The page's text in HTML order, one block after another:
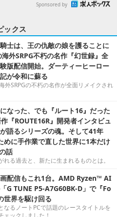
Sponsored by
ックス
士は、王の仇敵の娘を護ることに
外SRPG不朽の名作『幻世録』全
版配信開始。ダーティーヒーロー
が令和に蘇る
外SRPGの不朽の名作が全面リメイクされ
なった、でも『ルート16』だった
『ROUTE16R』開発者インタビュ
語るシリーズの魂。そして41年
めに手作業で直した世界に1本だけ
話
る過去と、新たに生まれるものとは。
配信もこれ1台。AMD Ryzen™ AI
G TUNE P5-A7G60BK-D」で『Fo
界を駆け回る
なるノートPCで話題のレースタイトルを